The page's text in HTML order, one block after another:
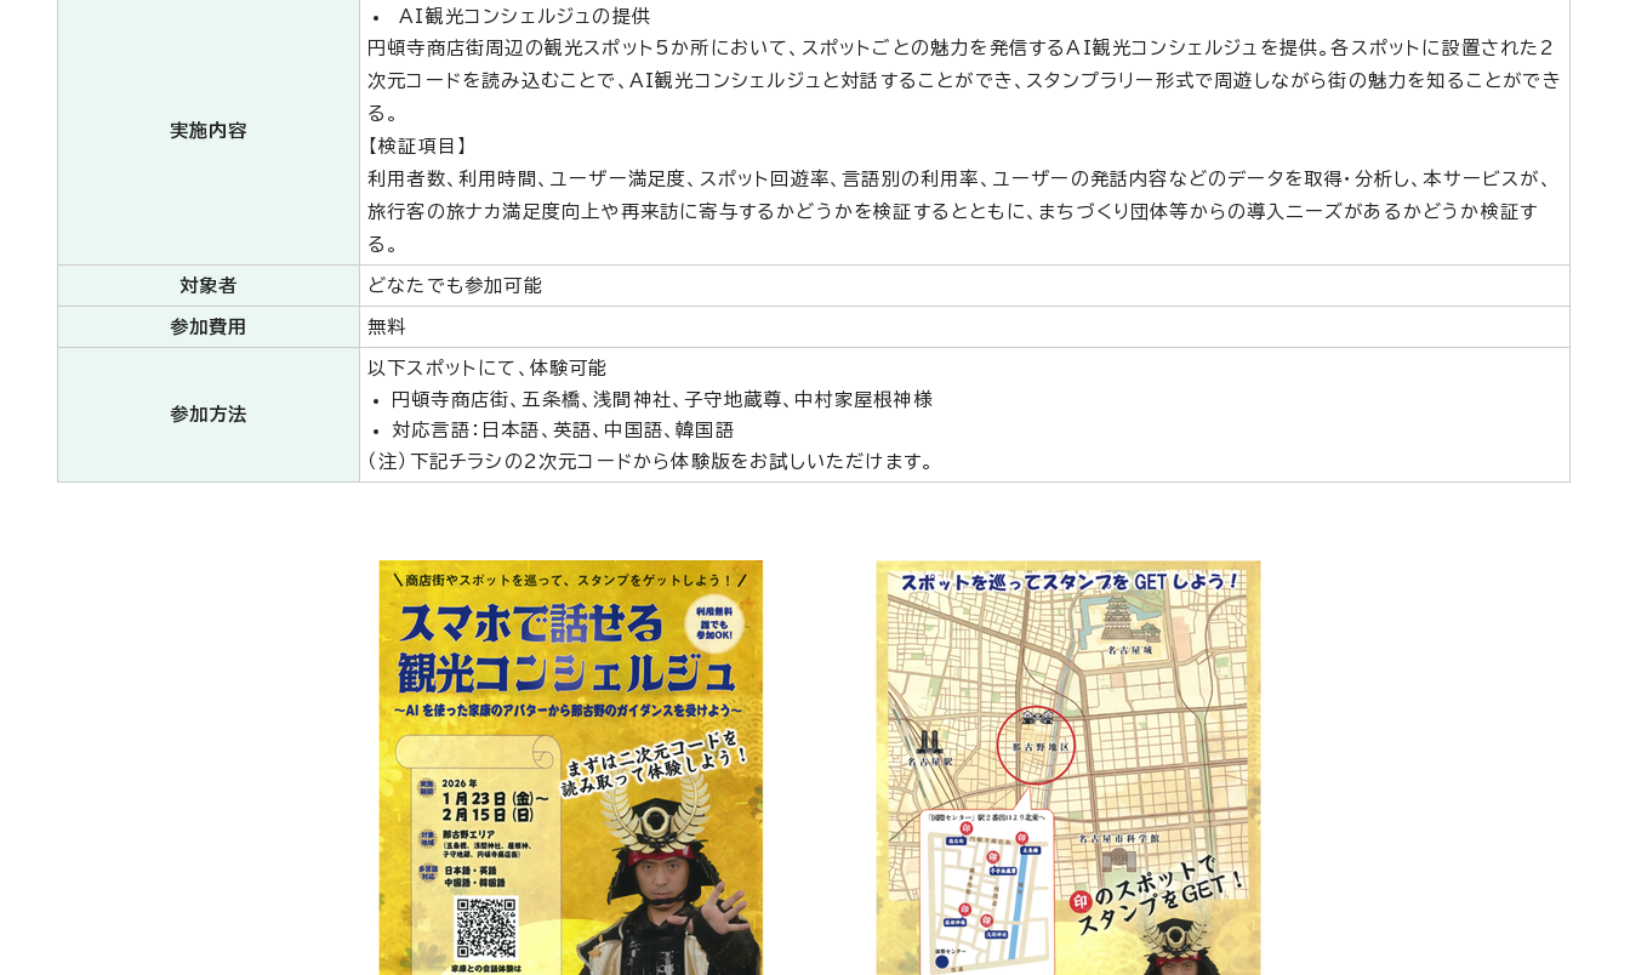
実施内容
AI観光コンシェルジュの提供
円頓寺商店街周辺の観光スポット5か所において、スポットごとの魅力を発信するAI観光コンシェルジュを提供。各スポットに設置された2
次元コードを読み込むことで、AI観光コンシェルジュと対話することができ、スタンプラリー形式で周遊しながら街の魅力を知ることができ
る。
【検証項目】
利用者数、利用時間、ユーザー満足度、スポット回遊率、言語別の利用率、ユーザーの発話内容などのデータを取得・分析し、本サービスが、
旅行客の旅ナカ満足度向上や再来訪に寄与するかどうかを検証するとともに、まちづくり団体等からの導入ニーズがあるかどうか検証す
る。
対象者 どなたでも参加可能
参加費用 無料
参加方法
以下スポットにて、体験可能
円頓寺商店街、五条橋、浅間神社、子守地蔵尊、中村家屋根神様
対応言語：日本語、英語、中国語、韓国語
（注）下記チラシの2次元コードから体験版をお試しいただけます。